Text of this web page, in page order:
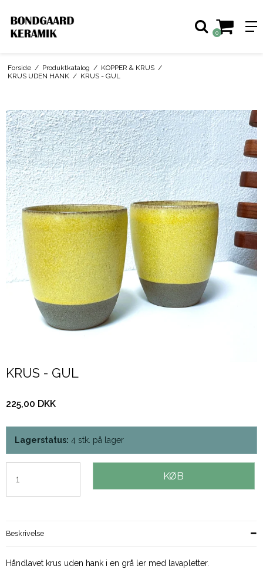
0
Forside / Produktkatalog / KOPPER & KRUS /
KRUS UDEN HANK / KRUS - GUL
KRUS - GUL
225,00 DKK
Lagerstatus: 4 stk. på lager
KØB
Beskrivelse
Håndlavet krus uden hank i en grå ler med lavapletter.